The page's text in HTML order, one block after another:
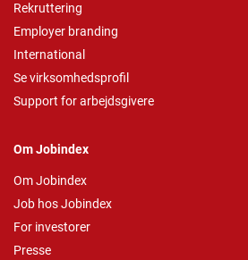
Rekruttering
Employer branding
International
Se virksomhedsprofil
Support for arbejdsgivere
Om Jobindex
Om Jobindex
Job hos Jobindex
For investorer
Presse